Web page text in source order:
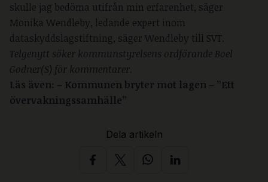
skulle jag bedöma utifrån min erfarenhet, säger
Monika Wendleby, ledande expert inom
dataskyddslagstiftning, säger Wendleby till SVT.
Telgenytt söker kommunstyrelsens ordförande Boel
Godner(S) för kommentarer.
Läs även: – Kommunen bryter mot lagen – ”Ett
övervakningssamhälle”
Dela artikeln